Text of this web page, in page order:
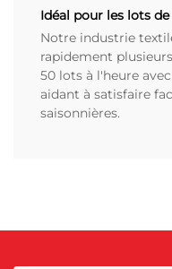
Idéal pour les lots
Notre industrie
rapidement
50 lots à l'heure
aidant à satisfaire
saisonnières.